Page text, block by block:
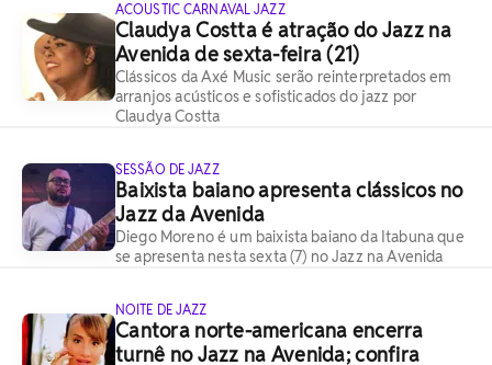
ACOUSTIC CARNAVAL JAZZ
Claudya Costta é atração do Jazz na
Avenida de sexta-feira (21)
Clássicos da Axé Music serão reinterpretados em
arranjos acústicos e sofisticados do jazz por
Claudya Costta
SESSÃO DE JAZZ
Baixista baiano apresenta clássicos no
Jazz da Avenida
Diego Moreno é um baixista baiano da Itabuna que
se apresenta nesta sexta (7) no Jazz na Avenida
NOITE DE JAZZ
Cantora norte-americana encerra
turnê no Jazz na Avenida; confira